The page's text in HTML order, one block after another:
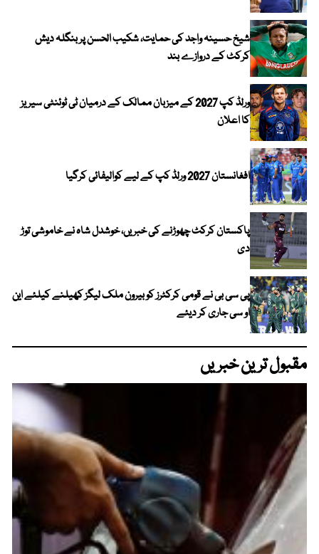
شیخ حسینہ واجد کی حمایت، شکیب الحسن پر بنگلہ دیش
کرکٹ کے دروازے بند
ورلڈ کپ 2027 کے میزبان ممالک کے درمیان ٹی ٹوئنٹی سیریز
کا اعلان
افغانستان 2027 ورلڈ کپ کے لیے کوالیفائی کرگیا
پاکستان کرکٹ چھوڑنے کی خبریں، خوشدل شاہ نے خاموشی توڑ
دی
پی سی بی نے قومی کرکٹرز کو بیرون ملک لیگز کھیلنے کیلئے این
او سی جاری کر دیئے
مقبول ترین خبریں